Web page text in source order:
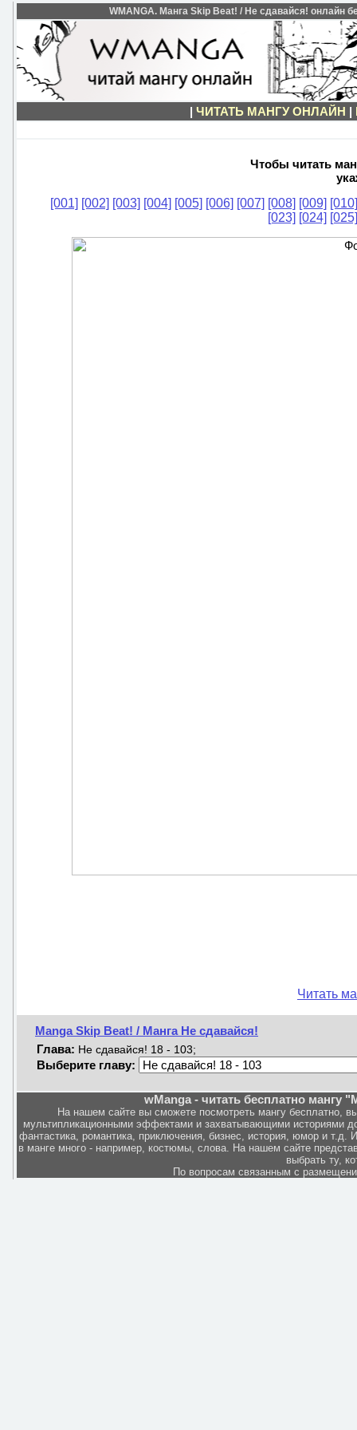
WMANGA. Манга Skip Beat! / Не сдавайся! онлайн
| ЧИТАТЬ МАНГУ ОНЛАЙН |
Чтобы читать
[001] [002] [003] [004] [005] [006] [007] [008] [009] [010]
[023] [024] [025]
Читать
Manga Skip Beat! / Манга Не сдавайся!
Глава: Не сдавайся! 18 - 103;
Выберите главу:
wManga - читать бесплатно мангу
На нашем сайте вы сможете посмотреть мангу бесплатно,
мультипликационными эффектами и захватывающими историями
фантастика, романтика, приключения, бизнес, история, юмор и
в манге много - например, костюмы, слова. На нашем сайте
выбрать ту,
По вопросам связанным с